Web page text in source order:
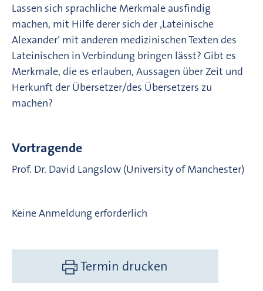
Lassen sich sprachliche Merkmale ausfindig
machen, mit Hilfe derer sich der ‚Lateinische
Alexander‘ mit anderen medizinischen Texten des
Lateinischen in Verbindung bringen lässt? Gibt es
Merkmale, die es erlauben, Aussagen über Zeit und
Herkunft der Übersetzer/des Übersetzers zu
machen?
Vortragende
Prof. Dr. David Langslow (University of Manchester)
Keine Anmeldung erforderlich
Termin drucken